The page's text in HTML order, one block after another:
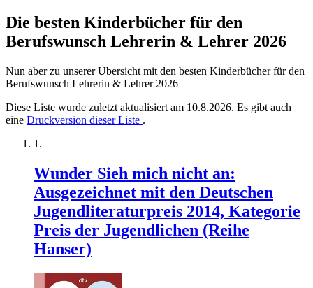
Die besten Kinderbücher für den
Berufswunsch Lehrerin & Lehrer 2026
Nun aber zu unserer Übersicht mit den besten Kinderbücher für den
Berufswunsch Lehrerin & Lehrer 2026
Diese Liste wurde zuletzt aktualisiert am 10.8.2026. Es gibt auch
eine Druckversion dieser Liste .
Wunder Sieh mich nicht an:
Ausgezeichnet mit den Deutschen
Jugendliteraturpreis 2014, Kategorie
Preis der Jugendlichen (Reihe
Hanser)